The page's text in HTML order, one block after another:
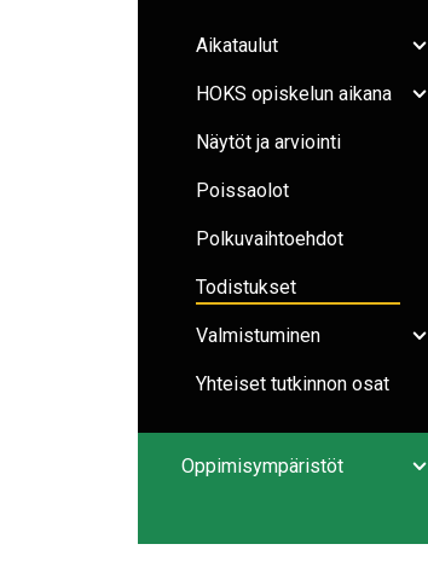
Aikataulut
HOKS opiskelun aikana
Näytöt ja arviointi
Poissaolot
Polkuvaihtoehdot
Todistukset
Valmistuminen
Yhteiset tutkinnon osat
Oppimisympäristöt